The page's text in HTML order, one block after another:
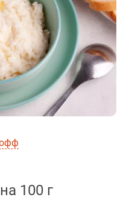
100 г